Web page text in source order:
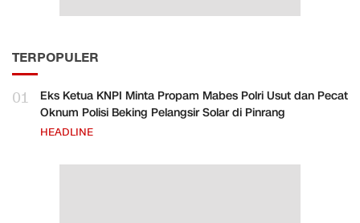
TERPOPULER
01
Eks Ketua KNPI Minta Propam Mabes Polri Usut dan Pecat
Oknum Polisi Beking Pelangsir Solar di Pinrang
HEADLINE